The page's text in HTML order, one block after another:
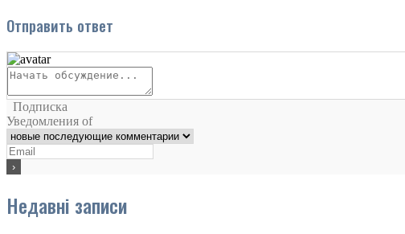
Отправить ответ
Подписка
Уведомления of
Недавні записи